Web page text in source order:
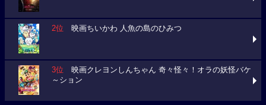
2位 映画ちいかわ 人魚の島のひみつ
3位 映画クレヨンしんちゃん 奇々怪々！オラの妖怪バケ
～ション